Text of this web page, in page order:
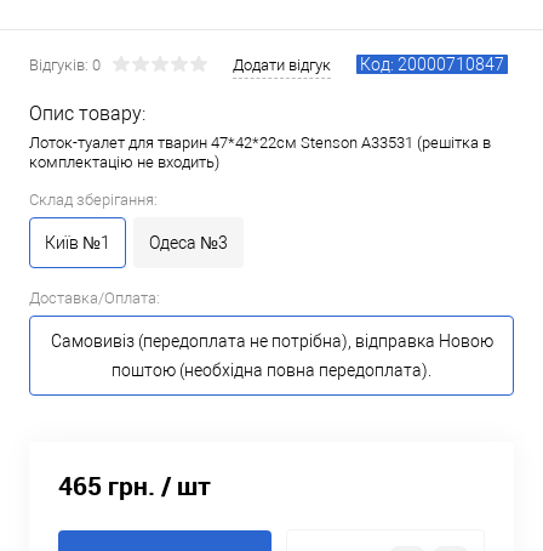
Відгуків: 0 Додати відгук Код: 20000710847
Опис товару:
Лоток-туалет для тварин 47*42*22см Stenson A33531 (решітка в
комплектацію не входить)
Склад зберігання:
Київ №1 Одеса №3
Доставка/Оплата:
Самовивіз (передоплата не потрібна), відправка Новою
поштою (необхідна повна передоплата).
465 грн. / шт